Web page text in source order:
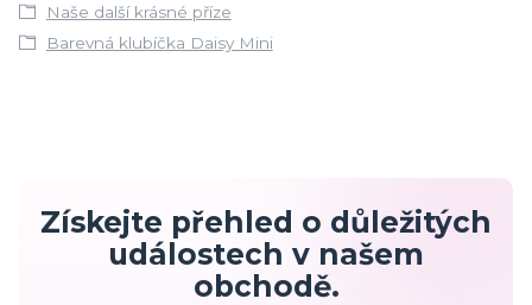
Naše další krásné příze
Barevná klubíčka Daisy Mini
Získejte přehled o důležitých
událostech v našem
obchodě.